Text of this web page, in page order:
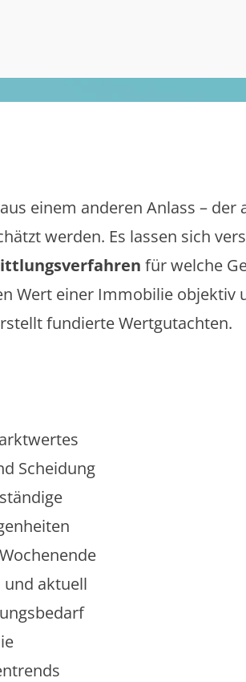
aus einem anderen Anlass – der
werden. Es lassen sich
für welche
Wert einer Immobilie objektiv
fundierte Wertgutachten.
Scheidung
und aktuell